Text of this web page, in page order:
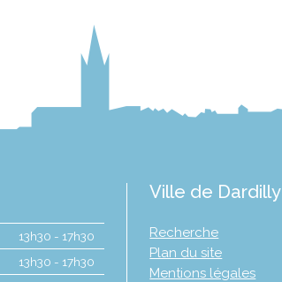
13h30 - 17h30
13h30 - 17h30
Ville de Dardilly
Recherche
Plan du site
Mentions légales